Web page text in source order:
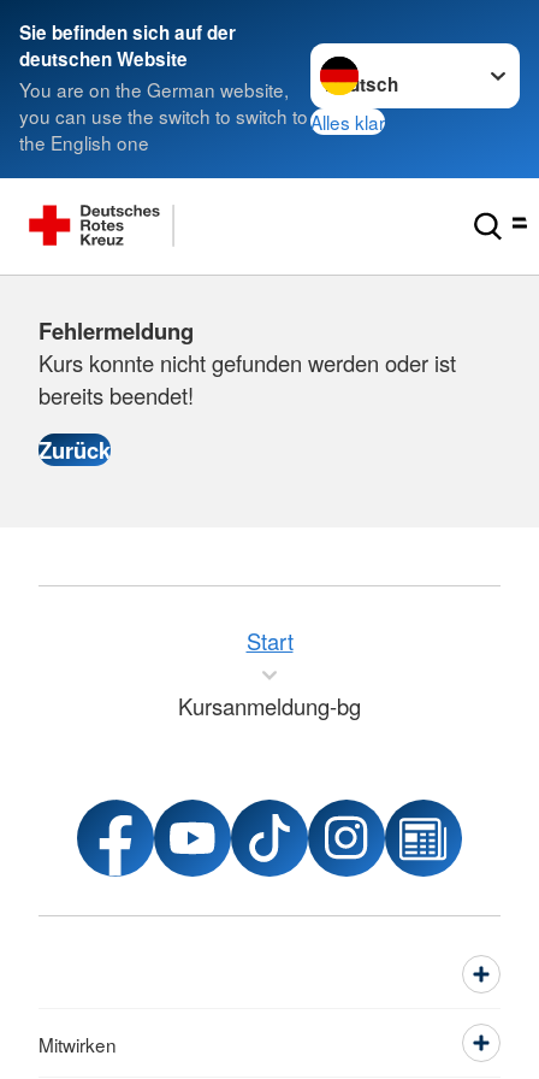
Sie befinden sich auf der
deutschen Website
You are on the German website,
you can use the switch to switch to
the English one
Sprache wechseln zu
Alles klar
Fehlermeldung
Kurs konnte nicht gefunden werden oder ist
bereits beendet!
Start
Kursanmeldung-bg
Mitwirken